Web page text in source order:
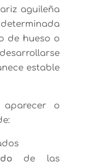
aguileña
de hueso o
estable
aparecer o
de las